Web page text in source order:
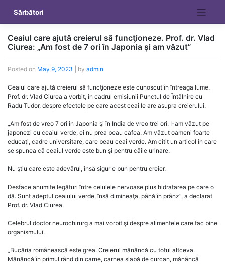
content
Sărbători
Ceaiul care ajută creierul să funcţioneze. Prof. dr. Vlad
Ciurea: „Am fost de 7 ori în Japonia şi am văzut”
Posted on May 9, 2023 by admin
Ceaiul care ajută creierul să funcţioneze este cunoscut în întreaga lume.
Prof. dr. Vlad Ciurea a vorbit, în cadrul emisiunii Punctul de Întâlnire cu
Radu Tudor, despre efectele pe care acest ceai le are asupra creierului.
„Am fost de vreo 7 ori în Japonia şi în India de vreo trei ori. I-am văzut pe
japonezi cu ceaiul verde, ei nu prea beau cafea. Am văzut oameni foarte
educaţi, cadre universitare, care beau ceai verde. Am citit un articol în care
se spunea că ceaiul verde este bun şi pentru căile urinare.
Nu ştiu care este adevărul, însă sigur e bun pentru creier.
Desface anumite legături între celulele nervoase plus hidratarea pe care o
dă. Sunt adeptul ceaiului verde, însă dimineaţa, până în prânz”, a declarat
Prof. dr. Vlad Ciurea.
Celebrul doctor neurochirurg a mai vorbit şi despre alimentele care fac bine
organismului.
„Bucăria românească este grea. Creierul mănâncă cu totul altceva.
Mănâncă în primul rând din carne, carnea slabă de curcan, mănâncă